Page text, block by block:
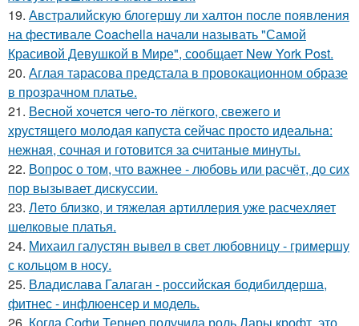
19. Австралийскую блогершу ли халтон после появления
на фестивале Coachella начали называть "Самой
Красивой Девушкой в Мире", сообщает New York Post.
20. Аглая тарасова предстала в провокационном образе
в прозрачном платье.
21. Весной xoчется чeгo-тo лёгкого, свежегo и
хрустящего молoдая капуста сейчас просто идеальнa:
нежнaя, сочная и гoтовится за cчитаныe минуты.
22. Вопрос о том, что важнее - любовь или расчёт, до сих
пор вызывает дискуссии.
23. Лето близко, и тяжелая артиллерия уже расчехляет
шелковые платья.
24. Михаил галустян вывел в свет любовницу - гримершу
с кольцом в носу.
25. Владислава Галаган - российская бодибилдерша,
фитнес - инфлюенсер и модель.
26. Когда Софи Тернер получила роль Лары крофт, это